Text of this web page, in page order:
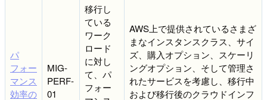
パ
フォー
マンス
効率の
MIG-
PERF-
01
移行し
ている
ワーク
ロード
に対し
て、パ
フォー
AWS上で提供されているさまざ
まなインスタンスクラス、サイ
ズ、購入オプション、スケーリ
ングオプション、そして管理さ
れたサービスを考慮し、移行中
および移行後のクラウドインフ